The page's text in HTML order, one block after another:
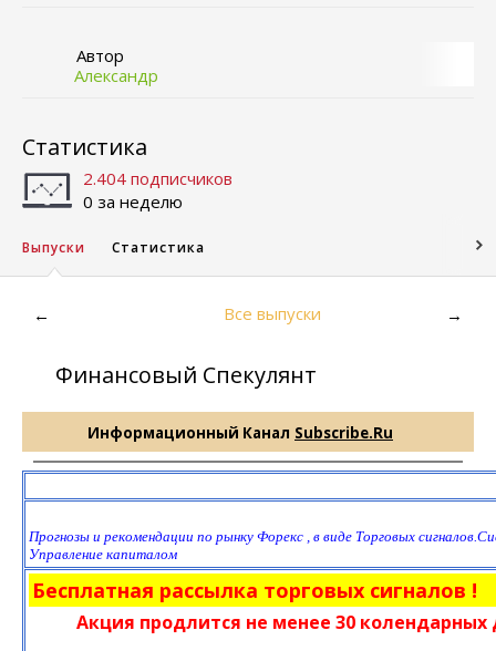
Автор
Александр
Статистика
2.404 подписчиков
0 за неделю
Выпуски Статистика
← Все выпуски →
Финансовый Спекулянт
Информационный Канал Subscribe.Ru
Прогнозы и рекомендации по рынку Форекс , в виде Торговых
Управление капиталом
Бесплатная рассылка торговых сигналов !
Акция продлится не менее 30 колендарных